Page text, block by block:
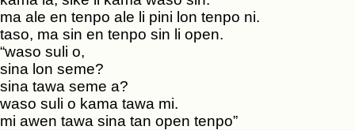
ma ale en tenpo ale li pini lon tenpo ni.
taso, ma sin en tenpo sin li open.
“waso suli o,
sina lon seme?
sina tawa seme a?
waso suli o kama tawa mi.
mi awen tawa sina tan open tenpo”